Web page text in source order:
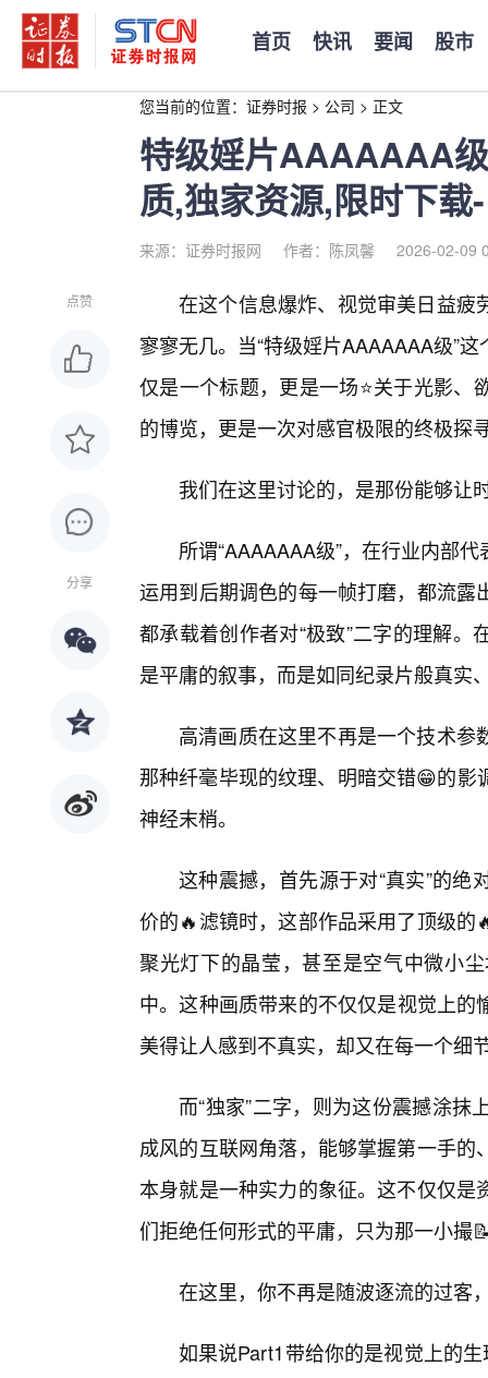
首页 快讯 要闻 股市
您当前的位置： 证券时报 > 公司 > 正文
特级婬片AAAAAAA
质,独家资源,限时下载-
来源：证券时报网 作者：陈凤馨 2026-02-09
点赞
分享
在这个信息爆炸、视觉审美日益疲
寥寥无几。当“特级婬片AAAAAAA级”
仅是一个标题，更是一场⭐关于光影
的博览，更是一次对感官极限的终极探
我们在这里讨论的，是那份能够让
所谓“AAAAAAA级”，在行业内部
运用到后期调色的每一帧打磨，都流
都承载着创作者对“极致”二字的理解
是平庸的叙事，而是如同纪录片般真实
高清画质在这里不再是一个技术
那种纤毫毕现的纹理、明暗交错😁的
神经末梢。
这种震撼，首先源于对“真实”的
价的🔥滤镜时，这部作品采用了顶级
聚光灯下的晶莹，甚至是空气中微小
中。这种画质带来的不仅仅是视觉上
美得让人感到不真实，却又在每一个细
而“独家”二字，则为这份震撼涂
成风的互联网角落，能够掌握第一手
本身就是一种实力的象征。这不仅仅
们拒绝任何形式的平庸，只为那一小撮
在这里，你不再是随波逐流的过客
如果说Part1带给你的是视觉上的